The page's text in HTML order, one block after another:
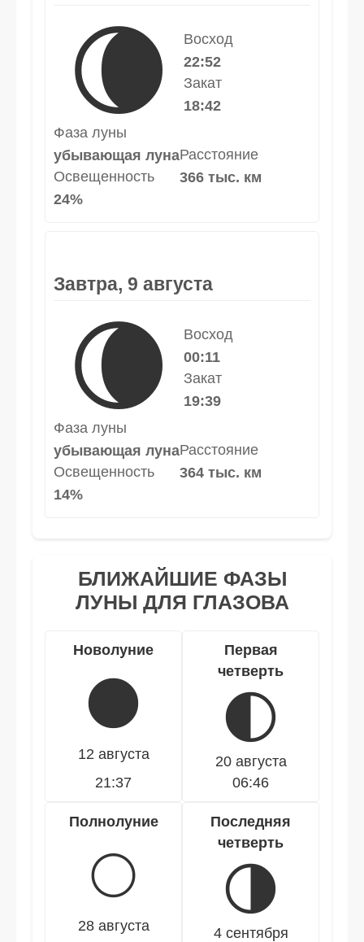
🌘
Восход
22:52
Закат
18:42
Фаза луны
убывающая луна
Освещенность
24%
Расстояние
366 тыс. км
Завтра, 9 августа
🌘
Восход
00:11
Закат
19:39
Фаза луны
убывающая луна
Освещенность
14%
Расстояние
364 тыс. км
БЛИЖАЙШИЕ ФАЗЫ
ЛУНЫ ДЛЯ ГЛАЗОВА
Новолуние
🌑
12 августа
21:37
Первая
четверть
🌓
20 августа
06:46
Полнолуние
🌕
28 августа
Последняя
четверть
🌗
4 сентября